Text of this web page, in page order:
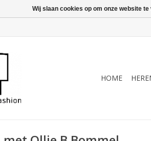
HOME
Wij slaan cookies op om onze website